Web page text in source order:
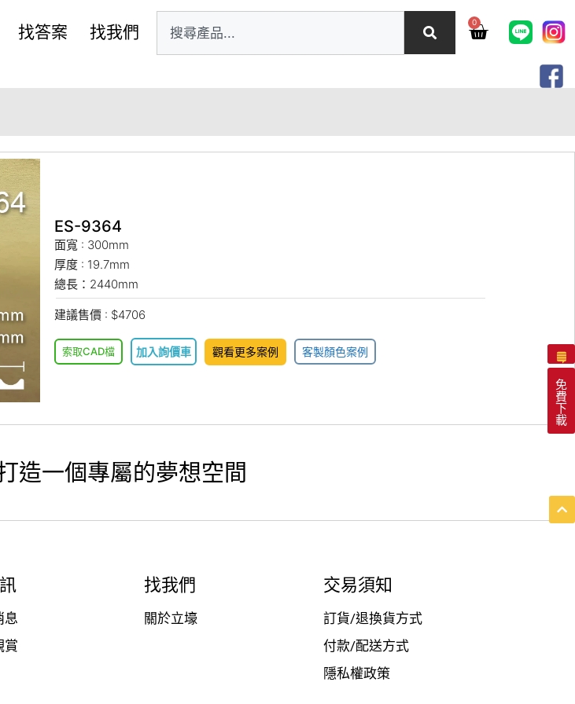
找答案 找我們 0
ES-9364
面寬 : 300mm
厚度 : 19.7mm
總長：2440mm
建議售價 : $4706
索取CAD檔 加入詢價車 觀看更多案例 客製顏色案例
免
費
下
載
造一個專屬的夢想空間
息
賞
找我們
關於立壕
交易須知
訂貨/退換貨方式
付款/配送方式
隱私權政策